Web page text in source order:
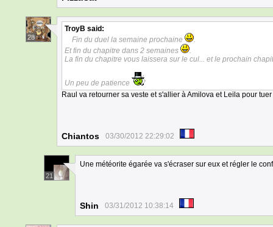
28
TroyB said:
Fin du duel la semaine prochaine
.
Et fin du chapitre dans 2 semaines
.
La fin du chapitre vous laissera sur le cul... et le prochain
Un peu de patience
Raul va retourner sa veste et s'allier à Amilova et Leila pour
Chiantos 03/30/2012 22:29:02
21
Une météorite égarée va s'écraser sur eux et régler le
Shin 03/31/2012 10:38:14